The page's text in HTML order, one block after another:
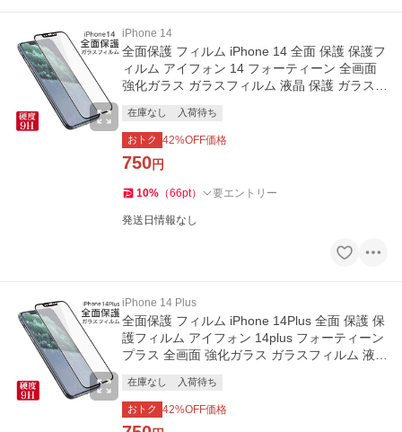
iPhone 14
全面保護 フィルム iPhone 14 全面 保護 保護フ
ィルム アイフォン 14 フォーティーン 全画面
強化ガラス ガラスフィルム 液晶 保護 ガラス
在庫なし 入荷待ち
おトク 42%OFF価格
750円
10% （66pt） 要エントリー
発送日情報なし
iPhone 14 Plus
全面保護 フィルム iPhone 14Plus 全面 保護 保
護フィルム アイフォン 14plus フォーティーン
プラス 全画面 強化ガラス ガラスフィルム 液晶
在庫なし 入荷待ち
おトク 42%OFF価格